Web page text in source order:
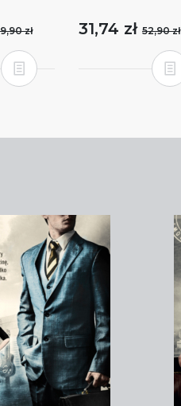
zł 31,74 zł 52,90 zł